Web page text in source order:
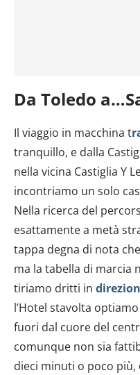
Da Toledo
Il viaggio in macchina t
tranquillo, e dalla
nella vicina Castiglia Y
incontriamo un solo
Nella ricerca del
esattamente a metà
tappa degna di nota
ma la tabella di marcia
tiriamo dritti in
l’Hotel stavolta
fuori dal cuore del
comunque non sia
dieci minuti o poco più,